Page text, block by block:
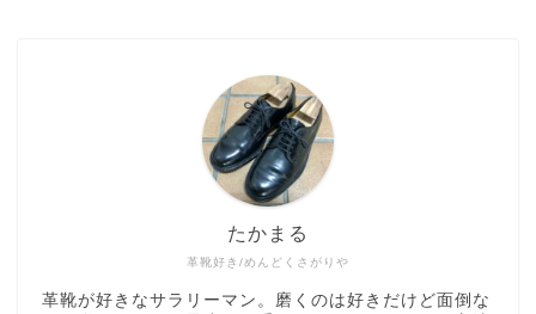
革靴好き/めんどくさがりや
たかまる
革靴が好きなサラリーマン。磨くのは好きだけど面倒な